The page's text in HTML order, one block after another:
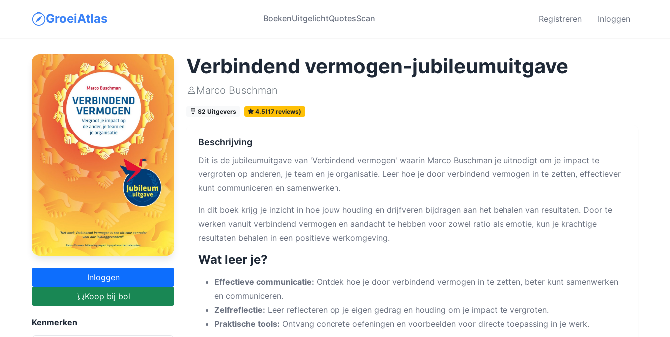
GroeiAtlas BoekenUitgelichtQuotesScan Registreren Inloggen
Inloggen
Koop bij bol
Kenmerken
Verbindend vermogen-jubileumuitgave
Marco Buschman
S2 Uitgevers 4.5(17 reviews)
Beschrijving
Dit is de jubileumuitgave van 'Verbindend vermogen' waarin Marco Buschman je uitnodigt om je impact te
vergroten op anderen, je team en je organisatie. Leer hoe je door verbindend vermogen in te zetten, effectiever
kunt communiceren en samenwerken.
In dit boek krijg je inzicht in hoe jouw houding en drijfveren bijdragen aan het behalen van resultaten. Door te
werken vanuit verbindend vermogen en aandacht te hebben voor zowel ratio als emotie, kun je krachtige
resultaten behalen in een positieve werkomgeving.
Wat leer je?
Effectieve communicatie: Ontdek hoe je door verbindend vermogen in te zetten, beter kunt samenwerken
en communiceren.
Zelfreflectie: Leer reflecteren op je eigen gedrag en houding om je impact te vergroten.
Praktische tools: Ontvang concrete oefeningen en voorbeelden voor directe toepassing in je werk.